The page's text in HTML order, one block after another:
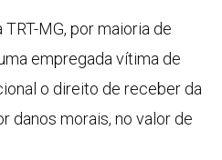
MG, por maioria de
empregada vítima de
o direito de receber da
danos morais, no valor de